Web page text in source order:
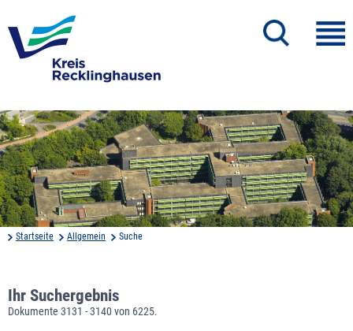
Startseite Allgemein Suche
Ihr Suchergebnis
Dokumente 3131 - 3140 von 6225.